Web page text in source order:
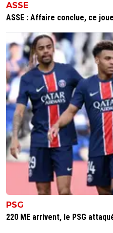
ASSE
ASSE : Affaire conclue, ce
PSG
220 ME arrivent, le PSG